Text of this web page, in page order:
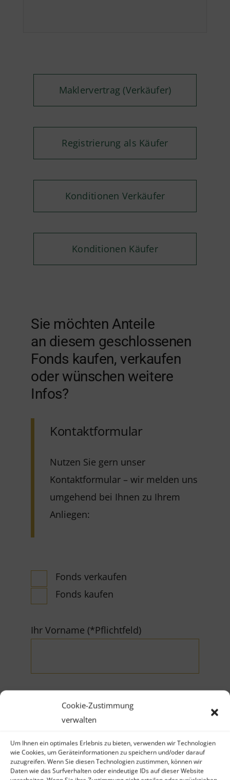
Cookie-Zustimmung
verwalten
Um Ihnen ein optimales Erlebnis zu bieten, verwenden wir Technologien
wie Cookies, um Geräteinformationen zu speichern und/oder darauf
zuzugreifen. Wenn Sie diesen Technologien zustimmen, können wir
Daten wie das Surfverhalten oder eindeutige IDs auf dieser Website
Maklervertrag (Verkäufer)
Registrierung als Käufer
Konditionen Verkäufer
Konditionen Käufer
Sie möchten Anteile
an diesem geschlossenen
Fonds kaufen, verkaufen
oder wünschen weitere
Infos?
Kontaktformular
Nutzen Sie gern unser
Kontaktformular – wir melden uns
umgehend bei Ihnen zu Ihrem
Anliegen:
Fonds verkaufen
Fonds kaufen
Ihr Vorname (*Pflichtfeld)
Ihr Nachname (*Pflichtfeld)